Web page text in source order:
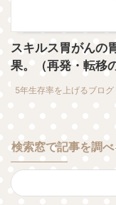
スキルス胃がんの
果。（再発・転移
5年生存率を上げるブログ
検索窓で記事を調べ